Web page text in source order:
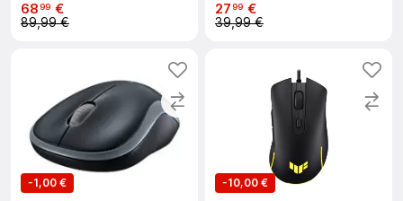
6899 €
89,99 €
2799 €
39,99 €
-1,00 €
-10,00 €